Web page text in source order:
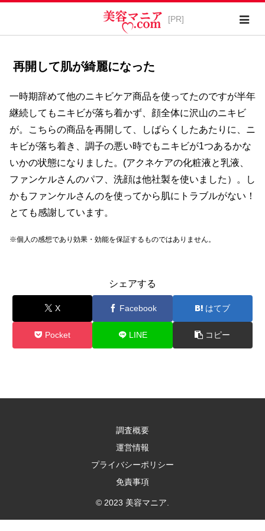
再開して肌が綺麗になった
一時期辞めて他のニキビケア商品を使ってたのですが半年
継続してもニキビが落ち着かず、顔全体に沢山のニキビ
が。こちらの商品を再開して、しばらくしたあたりに、ニ
キビが落ち着き、調子の悪い時でもニキビが1つあるかな
いかの状態になりました。(アクネケアの化粧液と乳液、
ファンケルさんのパフ、洗顔は他社製を使いました）。し
かもファンケルさんのを使ってから肌にトラブルがない！
とても感謝しています。
※個人の感想であり効果・効能を保証するものではありません。
シェアする
X Facebook はてブ
Pocket LINE コピー
調査概要
運営情報
プライバシーポリシー
免責事項
© 2023 美容マニア.